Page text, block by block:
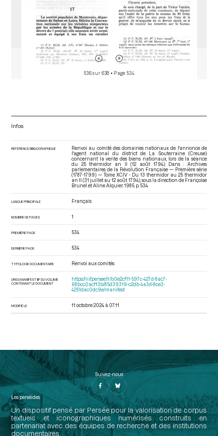
536 sur 638 • Page 534
Infos
RÉFÉRENCE BIBLIOGRAPHIQUE
Renvoi au comité des domaines nationaux de l'annonce de
l'agent national du district de La Souterraine (Creuse)
concernant la vente des biens nationaux, lors de la séance
du 25 thermidor an II (12 août 1794). Dans : Archives
parlementaires de la Révolution Française — Première série
(1787-1799) — Tome XCIV - Du 13 thermidor au 25 thermidor
an II (31 juillet au 12 août 1794), sous la direction de Françoise
Brunel et Aline Alquier. 1985. p. 534.
LANGUE PRINCIPALE Français
NOMBRE DE PAGES 1
PREMIÈRE PAGE 534
DERNIÈRE PAGE 534
TYPOLOGIE DOCUMENTAIRE Renvoi aux comités
URI DU MANIFEST IIIF DU VOLUME
CONTENANT LE DOCUMENT
https://iiif.persee.fr/b0e2cf11-597c-427d-8ac7-
68bcc0acf13b/85d39319-c2db-4a3d-8ce3-
4251dac0dc9e/manifest
MODIFIÉ LE 11 octobre 2024 à 07:11
Suivez-nous
Les perséides
Un dispositif pensé par Persée pour la valorisation de corpus
textuels et iconographiques numérisés construits en
partenariat avec des équipes de recherche et des institutions
documentaires.